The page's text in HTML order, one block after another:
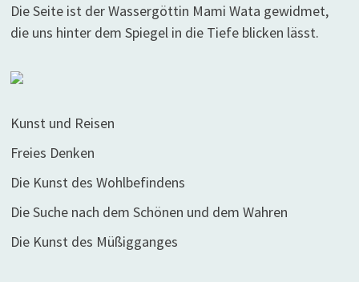
Die Seite ist der Wassergöttin Mami Wata gewidmet,
die uns hinter dem Spiegel in die Tiefe blicken lässt.
Kunst und Reisen
Freies Denken
Die Kunst des Wohlbefindens
Die Suche nach dem Schönen und dem Wahren
Die Kunst des Müßigganges